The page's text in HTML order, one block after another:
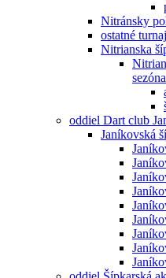
Nitránsky
ostatné
Nitrianska
oddiel Dart club
Janíkovská